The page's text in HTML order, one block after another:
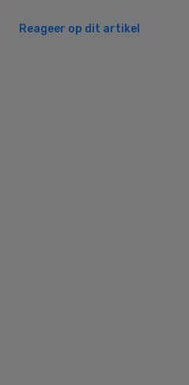
Reageer op dit artikel